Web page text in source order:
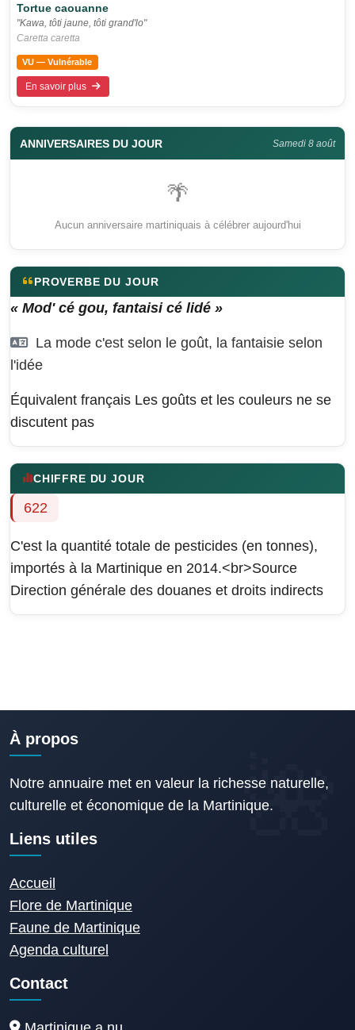
Tortue caouanne
"Kawa, tôti jaune, tôti grand'lo"
Caretta caretta
VU — Vulnérable
En savoir plus
ANNIVERSAIRES DU JOUR Samedi 8 août
🌴
Aucun anniversaire martiniquais à célébrer aujourd'hui
PROVERBE DU JOUR
« Mod' cé gou, fantaisi cé lidé »
La mode c'est selon le goût, la fantaisie selon
l'idée
Équivalent français Les goûts et les couleurs ne se
discutent pas
CHIFFRE DU JOUR
622
C'est la quantité totale de pesticides (en tonnes),
importés à la Martinique en 2014.<br>Source
Direction générale des douanes et droits indirects
À propos
Notre annuaire met en valeur la richesse naturelle,
culturelle et économique de la Martinique.
Liens utiles
Accueil
Flore de Martinique
Faune de Martinique
Agenda culturel
Contact